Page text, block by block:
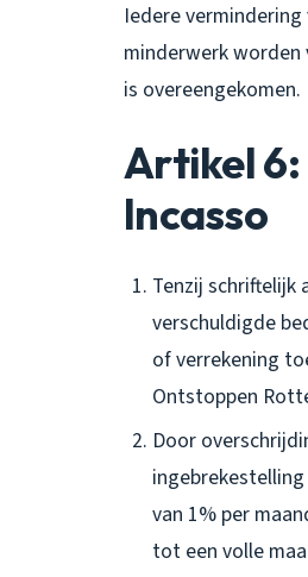
Iedere
minderwerk
is overeengekomen.
Artikel 6:
Incasso
Tenzij schriftelijk
verschuldigde
of verrekening
Ontstoppen
Door
van 1% per
tot een volle